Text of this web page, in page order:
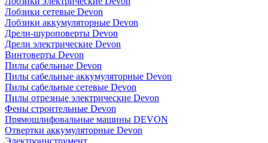
Лобзики сетевые Devon
Лобзики аккумуляторные Devon
Дрели-шуроповерты Devon
Дрели электрические Devon
Винтоверты Devon
Пилы сабельные Devon
Пилы сабельные аккумуляторные Devon
Пилы сабельные сетевые Devon
Пилы отрезные электрические Devon
Фены строительные Devon
Прямошлифовальные машины DEVON
Отвертки аккумуляторные Devon
Электроинструмент